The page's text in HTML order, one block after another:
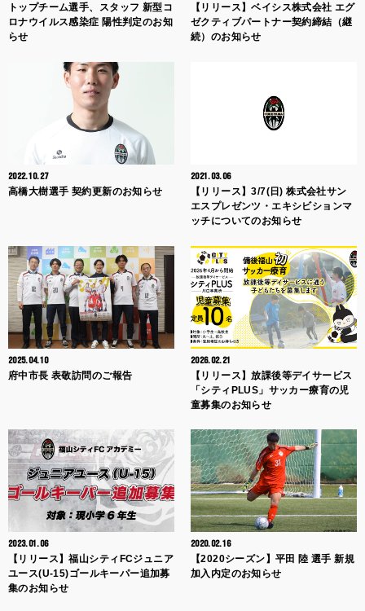
トップチーム選手、スタッフ 新型コ
ロナウイルス感染症 陽性判定のお知
らせ
【リリース】ベイシス株式会社 エグ
ゼクティブパートナー契約締結（継
続）のお知らせ
2022.10.27
高橋大樹選手 契約更新のお知らせ
2021.03.06
【リリース】3/7(日) 株式会社サン
エスプレゼンツ・エキシビションマ
ッチについてのお知らせ
2025.04.10
府中市長 表敬訪問のご報告
2026.02.21
【リリース】放課後等デイサービス
「シティPLUS」サッカー療育の児
童募集のお知らせ
2023.01.06
【リリース】福山シティFCジュニア
ユース(U-15)ゴールキーパー追加募
集のお知らせ
2020.02.16
【2020シーズン】平田 陸 選手 新規
加入内定のお知らせ